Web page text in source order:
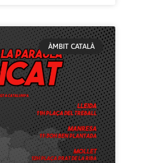
ÀMBIT CATALÀ